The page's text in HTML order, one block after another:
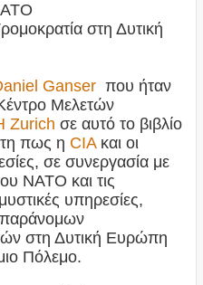
στη Δυτική
Ganserπου ήταν
Μελετών
Zurich σε αυτό το βιβλίο
πως η CIAκαι οι
σε συνεργασία με
ΝΑΤΟ και τις
υπηρεσίες,
παράνομων
στη Δυτική Ευρώπη
Πόλεμο.